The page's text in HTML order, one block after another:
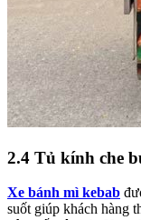
2.4 Tủ kính che
Xe bánh mì kebab
suốt giúp khách hàng